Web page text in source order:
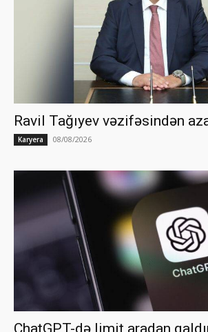
Ravil Tağıyev vəzifəsindən
Karyera 08/08/2026
ChatGPT-də limit aradan